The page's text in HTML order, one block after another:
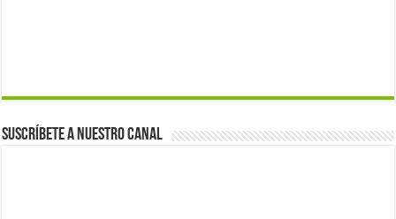
Suscríbete a nuestro canal